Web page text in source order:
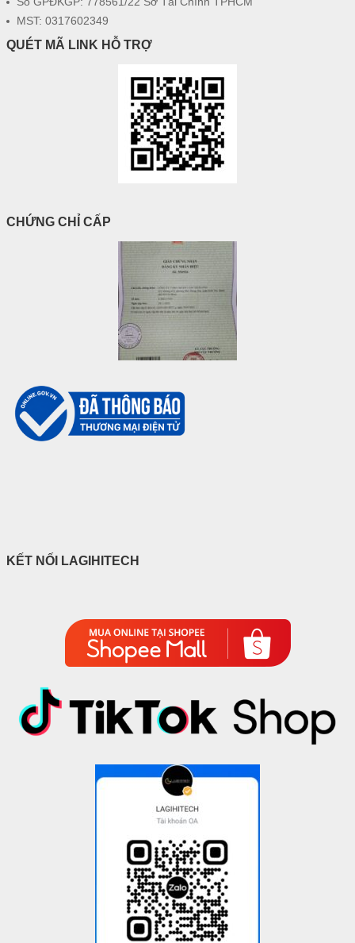
MST: 0317602349
QUÉT MÃ LINK HỖ TRỢ
CHỨNG CHỈ CẤP
KẾT NỐI LAGIHITECH